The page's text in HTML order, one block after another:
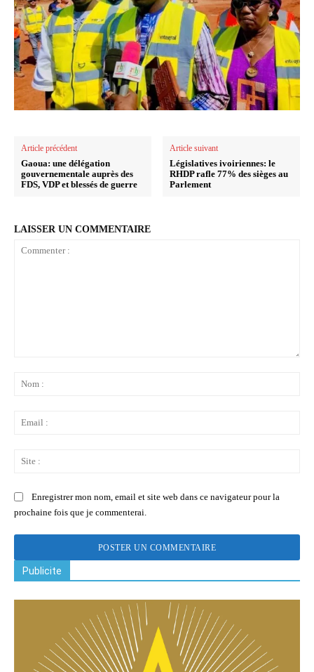
Article précédent
Gaoua: une délégation
gouvernementale auprès des
FDS, VDP et blessés de guerre
Article suivant
Législatives ivoiriennes: le
RHDP rafle 77% des sièges au
Parlement
LAISSER UN COMMENTAIRE
Enregistrer mon nom, email et site web dans ce navigateur pour la
prochaine fois que je commenterai.
Publicite